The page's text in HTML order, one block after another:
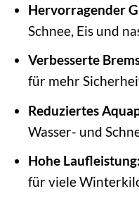
Hervorragender
Schnee, Eis und
Verbesserte
für mehr
Reduziertes
Wasser- und
Hohe Laufleistung:
für viele